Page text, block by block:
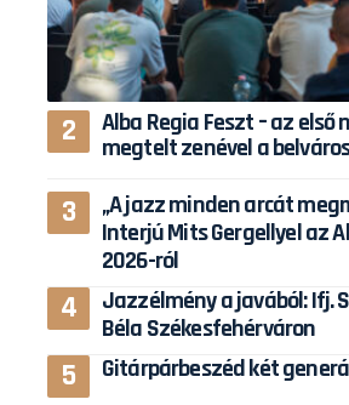
Alba Regia Feszt – az első
megtelt zenével a
„A jazz minden arcát
Interjú Mits Gergellyel az
2026-ról
Jazzélmény a javából: Ifj.
Béla Székesfehérváron
Gitárpárbeszéd két